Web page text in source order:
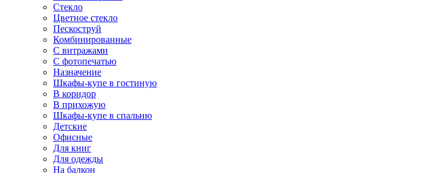
Стекло
Цветное стекло
Пескоструй
Комбинированные
С витражами
С фотопечатью
Назначение
Шкафы-купе в гостиную
В коридор
В прихожую
Шкафы-купе в спальню
Детские
Офисные
Для книг
Для одежды
На балкон